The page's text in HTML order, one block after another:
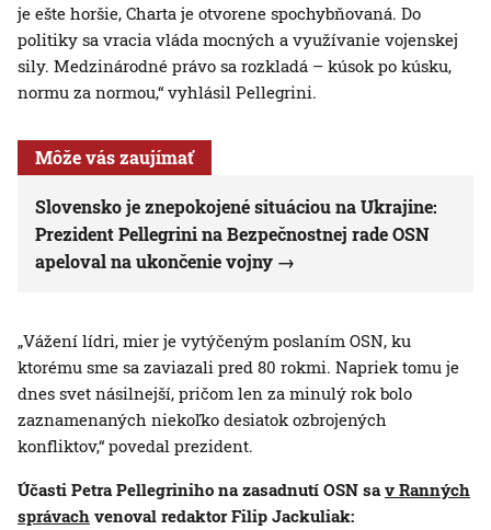
je ešte horšie, Charta je otvorene spochybňovaná. Do
politiky sa vracia vláda mocných a využívanie vojenskej
sily. Medzinárodné právo sa rozkladá – kúsok po kúsku,
normu za normou,“ vyhlásil Pellegrini.
Môže vás zaujímať
Slovensko je znepokojené situáciou na Ukrajine:
Prezident Pellegrini na Bezpečnostnej rade OSN
apeloval na ukončenie vojny
„Vážení lídri, mier je vytýčeným poslaním OSN, ku
ktorému sme sa zaviazali pred 80 rokmi. Napriek tomu je
dnes svet násilnejší, pričom len za minulý rok bolo
zaznamenaných niekoľko desiatok ozbrojených
konfliktov,“ povedal prezident.
Účasti Petra Pellegriniho na zasadnutí OSN sav Ranných
správach venoval redaktor Filip Jackuliak: